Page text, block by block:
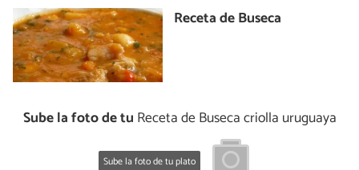
Receta de Buseca
Sube la foto de tu Receta de Buseca criolla uruguaya
Sube la foto de tu plato